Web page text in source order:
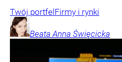
Twój portfelFirmy i rynki
Beata Anna Święcicka